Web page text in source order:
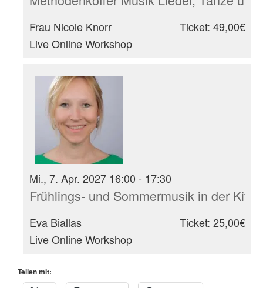
Frau Nicole Knorr
Live Online Workshop
Ticket: 49,00€
Mi., 7. Apr. 2027 16:00 - 17:30
Frühlings- und Sommermusik in der
Eva Biallas
Live Online Workshop
Ticket: 25,00€
Teilen mit: